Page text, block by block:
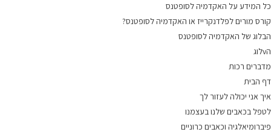
כל המידע על האקדמיה לסופטנס
קורס מורים לפלדנקרייז או האקדמיה לסופטנס?
הבלוג של האקדמיה לסופטנס
הvלוג
מדברים רכות
דף הבית
איך אני יכולה לעזור לך
לטפל בכאבים שלנו בעצמנו
פיברומיאלגיה וכאבים כרוניים